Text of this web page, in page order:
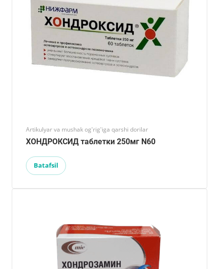
Artikulyar va mushak og'rig'iga qarshi dorilar
ХОНДРОКСИД таблетки 250мг N60
Batafsil